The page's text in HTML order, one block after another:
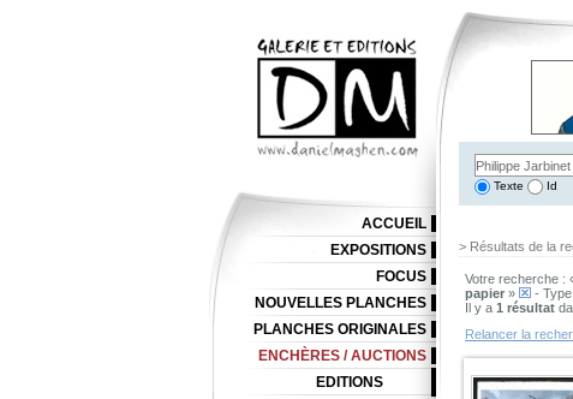
Texte Id
> Résultats de la
Votre recherche :
papier » -
Il y a 1 résultat
Relancer la
ACCUEIL
EXPOSITIONS
FOCUS
NOUVELLES PLANCHES
PLANCHES ORIGINALES
ENCHÈRES / AUCTIONS
EDITIONS